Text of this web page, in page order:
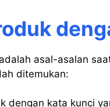
asal-asalan
ditemukan:
dengan kata kunci